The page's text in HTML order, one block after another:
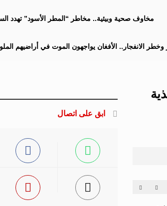
مخاوف صحية وبيئية.. مخاطر “المطر الأسود” تهدد
وخطر الانفجار.. الأفغان يواجهون الموت في أراضيهم
ابق على اتصال